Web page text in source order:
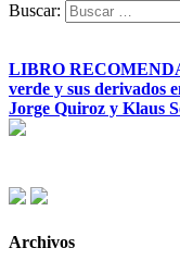
Buscar:
LIBRO
verde y sus derivados
Jorge Quiroz y Klaus
Archivos